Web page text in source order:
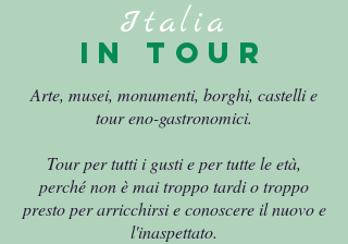
Italia
in tour
Arte, musei, monumenti, borghi, castelli e
tour eno-gastronomici.
Tour per tutti i gusti e per tutte le età,
perché non è mai troppo tardi o troppo
presto per arricchirsi e conoscere il nuovo e
l'inaspettato.